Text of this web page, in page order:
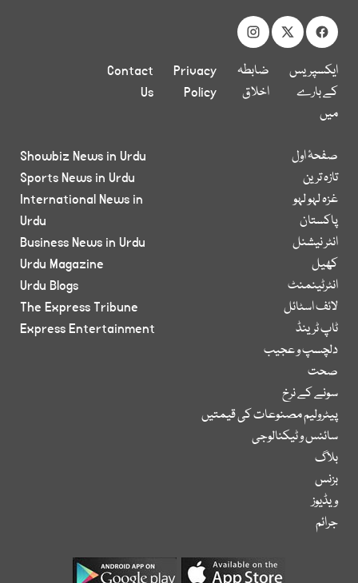
ایکسپریس
کے بارے
میں
ضابطہ
اخلاق
Privacy
Policy
Contact
Us
صفحۂ اول
تازہ ترین
غزہ لہو لہو
پاکستان
انٹر نیشنل
کھیل
انٹرٹینمنٹ
لائف اسٹائل
ٹاپ ٹرینڈ
دلچسپ و عجیب
صحت
سونے کے نرخ
پیٹرولیم مصنوعات کی قیمتیں
سائنس و ٹیکنالوجی
بلاگ
بزنس
ویڈیوز
جرائم
Showbiz News in Urdu
Sports News in Urdu
International News in
Urdu
Business News in Urdu
Urdu Magazine
Urdu Blogs
The Express Tribune
Express Entertainment